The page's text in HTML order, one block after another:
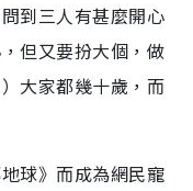
到三人有甚麼開心
但又要扮大個，做
大家都幾十歲，而
球》而成為網民寵